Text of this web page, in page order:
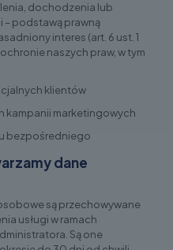
dochodzenia lub
– podstawą prawną
interes (art. 6 ust. 1
naszych praw, w tym
klientów
kampanii marketingowych
bezpośredniego
dane
są przechowywane
usługi w ramach
Są one